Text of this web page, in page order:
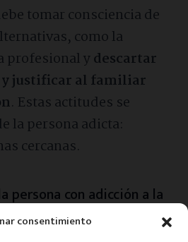
consentimiento
tomar consciencia de
como la
profesional ydescartar
justificar al familiar
. Estas actitudes se
la persona adicta:
cercanas.
persona con adicción a la
cuando la familia
esta forma?